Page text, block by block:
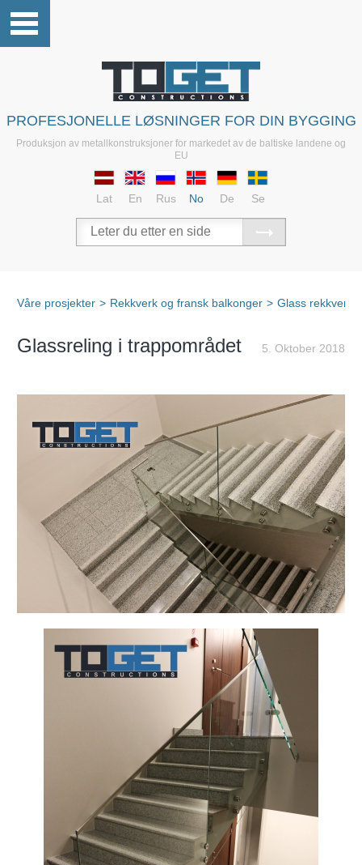
PROFESJONELLE LØSNINGER FOR DIN BYGGING
Produksjon av metallkonstruksjoner for markedet av de baltiske landene og
EU
Lat En Rus No De Se
Våre prosjekter > Rekkverk og fransk balkonger > Glass rekkverk
5. Oktober 2018
Glassreling i trappområdet